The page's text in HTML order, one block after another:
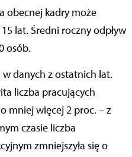
obecnej kadry może
lat. Średni roczny odpływ
osób.
danych z ostatnich lat.
liczba pracujących
mniej więcej 2 proc. – z
czasie liczba
zmniejszyła się o